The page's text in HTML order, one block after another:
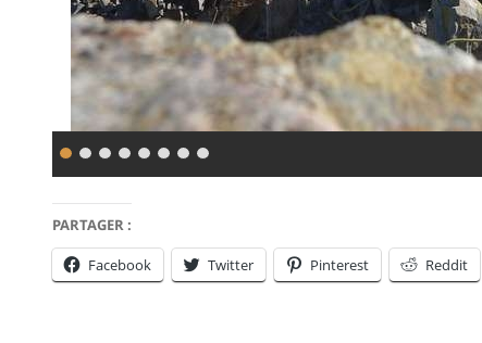
PARTAGER :
Facebook Twitter Pinterest Reddit